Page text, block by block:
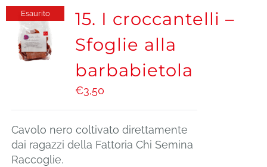
Esaurito
15. I croccantelli –
Sfoglie alla
barbabietola
€3,50
Cavolo nero coltivato direttamente
dai ragazzi della Fattoria Chi Semina
Raccoglie.